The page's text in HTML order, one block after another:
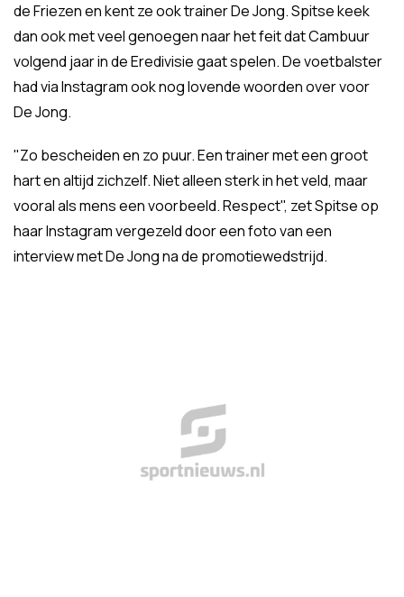
de Friezen en kent ze ook trainer De Jong. Spitse keek
dan ook met veel genoegen naar het feit dat Cambuur
volgend jaar in de Eredivisie gaat spelen. De voetbalster
had via Instagram ook nog lovende woorden over voor
De Jong.
"Zo bescheiden en zo puur. Een trainer met een groot
hart en altijd zichzelf. Niet alleen sterk in het veld, maar
vooral als mens een voorbeeld. Respect", zet Spitse op
haar Instagram vergezeld door een foto van een
interview met De Jong na de promotiewedstrijd.